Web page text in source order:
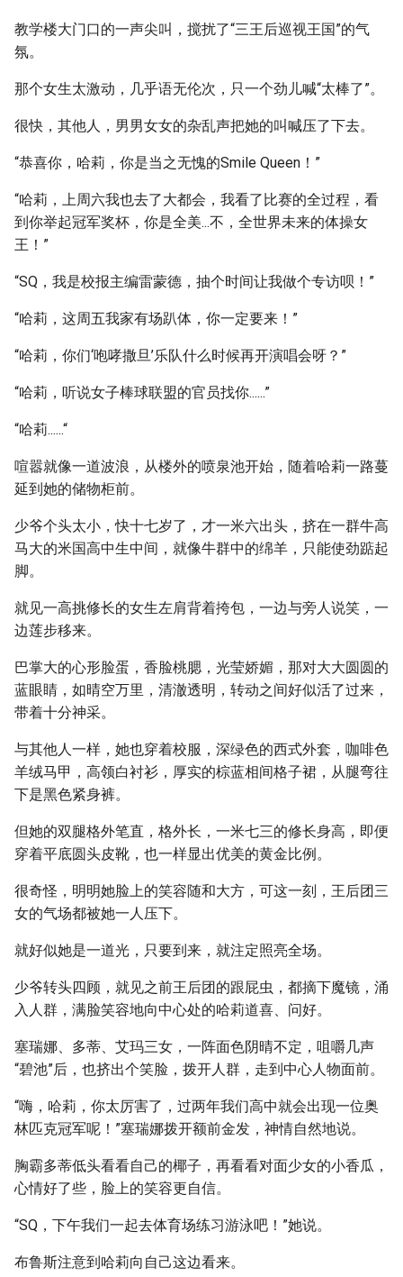
教学楼大门口的一声尖叫，搅扰了“三王后巡视王国”的气
氛。
那个女生太激动，几乎语无伦次，只一个劲儿喊“太棒了”。
很快，其他人，男男女女的杂乱声把她的叫喊压了下去。
“恭喜你，哈莉，你是当之无愧的Smile Queen！”
“哈莉，上周六我也去了大都会，我看了比赛的全过程，看
到你举起冠军奖杯，你是全美...不，全世界未来的体操女
王！”
“SQ，我是校报主编雷蒙德，抽个时间让我做个专访呗！”
“哈莉，这周五我家有场趴体，你一定要来！”
“哈莉，你们‘咆哮撒旦’乐队什么时候再开演唱会呀？”
“哈莉，听说女子棒球联盟的官员找你......”
“哈莉......“
喧嚣就像一道波浪，从楼外的喷泉池开始，随着哈莉一路蔓
延到她的储物柜前。
少爷个头太小，快十七岁了，才一米六出头，挤在一群牛高
马大的米国高中生中间，就像牛群中的绵羊，只能使劲踮起
脚。
就见一高挑修长的女生左肩背着挎包，一边与旁人说笑，一
边莲步移来。
巴掌大的心形脸蛋，香脸桃腮，光莹娇媚，那对大大圆圆的
蓝眼睛，如晴空万里，清澈透明，转动之间好似活了过来，
带着十分神采。
与其他人一样，她也穿着校服，深绿色的西式外套，咖啡色
羊绒马甲，高领白衬衫，厚实的棕蓝相间格子裙，从腿弯往
下是黑色紧身裤。
但她的双腿格外笔直，格外长，一米七三的修长身高，即便
穿着平底圆头皮靴，也一样显出优美的黄金比例。
很奇怪，明明她脸上的笑容随和大方，可这一刻，王后团三
女的气场都被她一人压下。
就好似她是一道光，只要到来，就注定照亮全场。
少爷转头四顾，就见之前王后团的跟屁虫，都摘下魔镜，涌
入人群，满脸笑容地向中心处的哈莉道喜、问好。
塞瑞娜、多蒂、艾玛三女，一阵面色阴晴不定，咀嚼几声
“碧池”后，也挤出个笑脸，拨开人群，走到中心人物面前。
“嗨，哈莉，你太厉害了，过两年我们高中就会出现一位奥
林匹克冠军呢！”塞瑞娜拨开额前金发，神情自然地说。
胸霸多蒂低头看看自己的椰子，再看看对面少女的小香瓜，
心情好了些，脸上的笑容更自信。
“SQ，下午我们一起去体育场练习游泳吧！”她说。
布鲁斯注意到哈莉向自己这边看来。